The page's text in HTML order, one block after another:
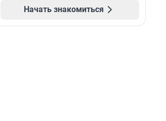
Начать знакомиться